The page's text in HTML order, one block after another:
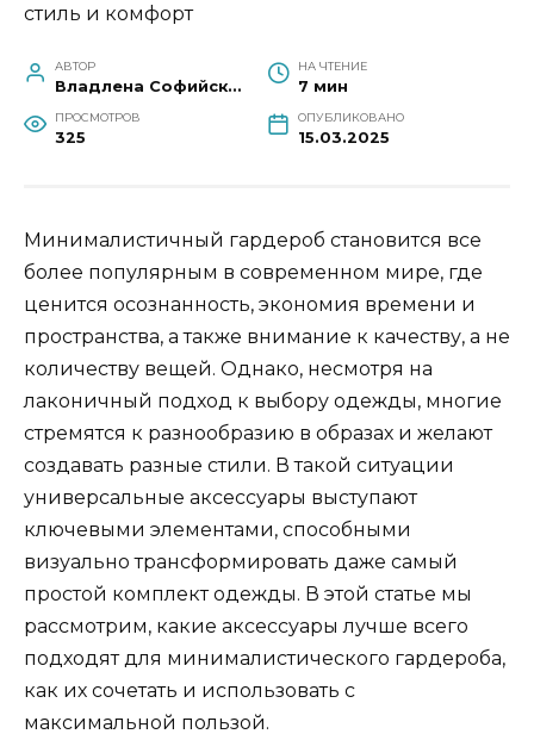
АВТОР
Владлена Софийская
НА ЧТЕНИЕ
7 мин
ПРОСМОТРОВ
325
ОПУБЛИКОВАНО
15.03.2025
Минималистичный гардероб становится все
более популярным в современном мире, где
ценится осознанность, экономия времени и
пространства, а также внимание к качеству, а не
количеству вещей. Однако, несмотря на
лаконичный подход к выбору одежды, многие
стремятся к разнообразию в образах и желают
создавать разные стили. В такой ситуации
универсальные аксессуары выступают
ключевыми элементами, способными
визуально трансформировать даже самый
простой комплект одежды. В этой статье мы
рассмотрим, какие аксессуары лучше всего
подходят для минималистического гардероба,
как их сочетать и использовать с
максимальной пользой.